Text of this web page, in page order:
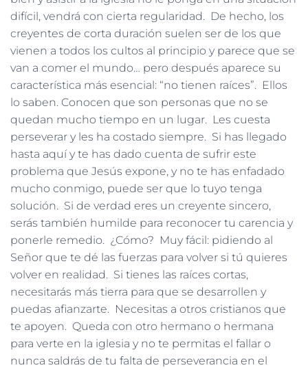
difícil, vendrá con cierta regularidad. De hecho, los
creyentes de corta duración suelen ser de los que
vienen a todos los cultos al principio y parece que se
van a comer el mundo… pero después aparece su
característica más esencial: “no tienen raíces”. Ellos
lo saben. Conocen que son personas que no se
quedan mucho tiempo en un lugar. Les cuesta
perseverar y les ha costado siempre. Si has llegado
hasta aquí y te has dado cuenta de sufrir este
problema que Jesús expone, y no te has enfadado
mucho conmigo, puede ser que lo tuyo tenga
solución. Si de verdad eres un creyente sincero,
serás también humilde para reconocer tu carencia y
ponerle remedio. ¿Cómo? Muy fácil: pidiendo al
Señor que te dé las fuerzas para volver si tú quieres
volver en realidad. Si tienes las raíces cortas,
necesitarás más tierra para que se desarrollen y
puedas afianzarte. Necesitas a otros cristianos que
te apoyen. Queda con otro hermano o hermana
para verte en la iglesia y no te permitas el fallar o
nunca saldrás de tu falta de perseverancia en el